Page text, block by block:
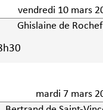
vendredi 10 mars
Ghislaine de
à 18h30
mardi 7 mars